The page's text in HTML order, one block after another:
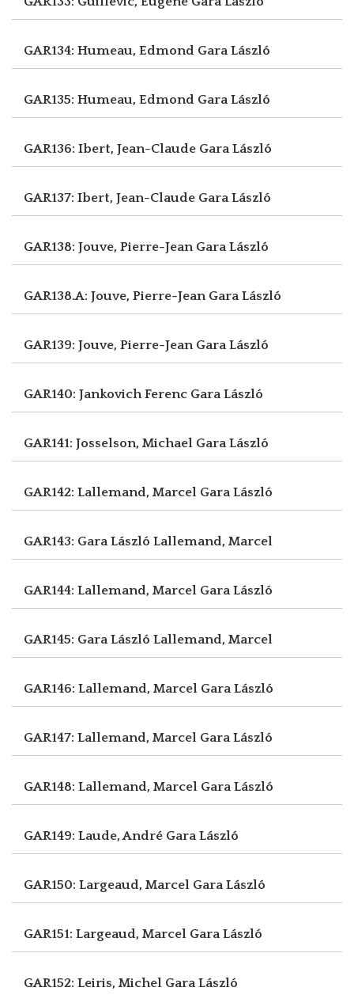
GAR134: Humeau, Edmond Gara László
GAR135: Humeau, Edmond Gara László
GAR136: Ibert, Jean-Claude Gara László
GAR137: Ibert, Jean-Claude Gara László
GAR138: Jouve, Pierre-Jean Gara László
GAR138.A: Jouve, Pierre-Jean Gara László
GAR139: Jouve, Pierre-Jean Gara László
GAR140: Jankovich Ferenc Gara László
GAR141: Josselson, Michael Gara László
GAR142: Lallemand, Marcel Gara László
GAR143: Gara László Lallemand, Marcel
GAR144: Lallemand, Marcel Gara László
GAR145: Gara László Lallemand, Marcel
GAR146: Lallemand, Marcel Gara László
GAR147: Lallemand, Marcel Gara László
GAR148: Lallemand, Marcel Gara László
GAR149: Laude, André Gara László
GAR150: Largeaud, Marcel Gara László
GAR151: Largeaud, Marcel Gara László
GAR152: Leiris, Michel Gara László